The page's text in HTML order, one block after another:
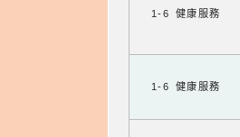
1-6 健康服務
1-6 健康服務